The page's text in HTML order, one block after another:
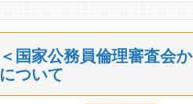
＜国家公務員倫理審査会
について